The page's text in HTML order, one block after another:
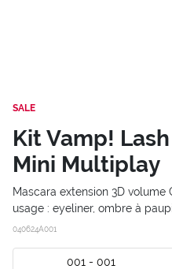
SALE
Kit Vamp!
Mini Multiplay
Mascara extension 3D
usage : eyeliner, ombre à
040624A001
001 - 001